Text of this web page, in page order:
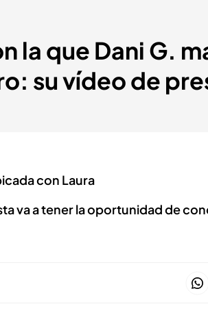
la que Dani G.
su vídeo de
con Laura
va a tener la oportunidad de